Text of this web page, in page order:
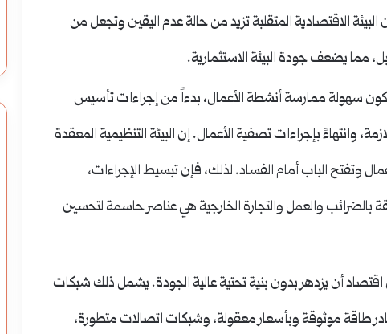
الاقتصادية المتقلبة تزيد من حالة عدم اليقين وتجعل من
مما يضعف جودة البيئة الاستثمارية.
سهولة ممارسة أنشطة الأعمال، بدءاً من إجراءات تأسيس
وانتهاءً بإجراءات تصفية الأعمال. إن البيئة التنظيمية المعقدة
وتفتح الباب أمام الفساد. لذلك، فإن تبسيط الإجراءات،
بالضرائب والعمل والتجارة الخارجية هي عناصر حاسمة لتحسين
اقتصاد أن يزدهر بدون بنية تحتية عالية الجودة. يشمل ذلك شبكات
طاقة موثوقة وبأسعار معقولة، وشبكات اتصالات متطورة،